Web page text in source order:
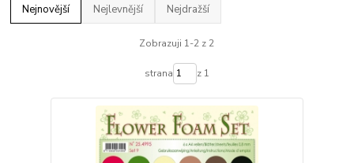
Nejnovější Nejlevnější Nejdražší
Zobrazuji 1-2 z 2
strana z 1